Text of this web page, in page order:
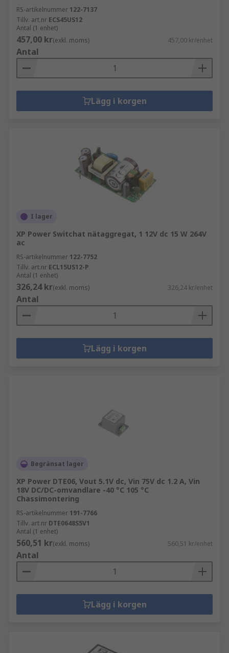
RS-artikelnummer 122-7137
Tillv. art.nr ECS45US12
Antal (1 enhet)
457,00 kr(exkl. moms) 457,00 kr/enhet
Antal
Lägg i korgen
I lager
XP Power Switchat nätaggregat, 1 12V dc 15 W 264V
ac
RS-artikelnummer 122-7752
Tillv. art.nr ECL15US12-P
Antal (1 enhet)
326,24 kr(exkl. moms) 326,24 kr/enhet
Antal
Lägg i korgen
Begränsat lager
XP Power DTE06, Vout 5.1V dc, Vin 75V dc 1.2 A, Vin
18V DC/DC-omvandlare -40 °C 105 °C
Chassimontering
RS-artikelnummer 191-7766
Tillv. art.nr DTE0648S5V1
Antal (1 enhet)
560,51 kr(exkl. moms) 560,51 kr/enhet
Antal
Lägg i korgen